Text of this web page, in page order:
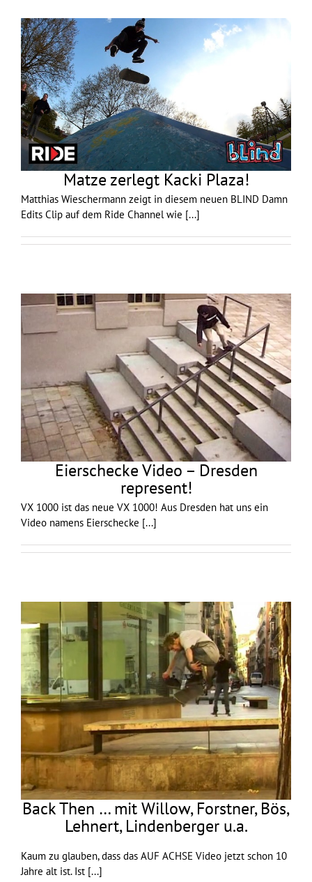
Matze zerlegt Kacki Plaza!
Matthias Wieschermann zeigt in diesem neuen BLIND Damn
Edits Clip auf dem Ride Channel wie [...]
Eierschecke Video – Dresden
represent!
VX 1000 ist das neue VX 1000! Aus Dresden hat uns ein
Video namens Eierschecke [...]
Back Then … mit Willow, Forstner, Bös,
Lehnert, Lindenberger u.a.
Kaum zu glauben, dass das AUF ACHSE Video jetzt schon 10
Jahre alt ist. Ist [...]